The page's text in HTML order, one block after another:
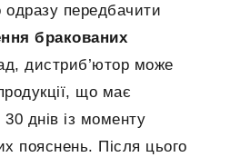
передбачити
бракованих
дистриб’ютор може
що має
днів із моменту
пояснень. Після цього